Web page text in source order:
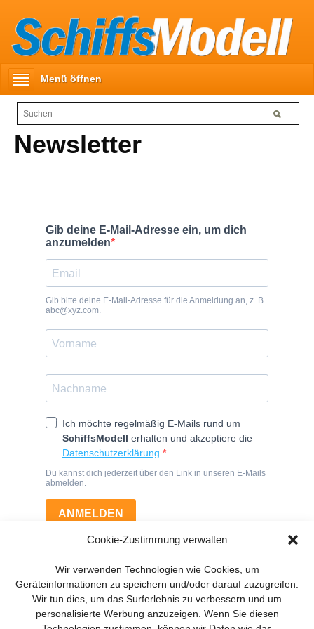
Cookie-Zustimmung verwalten
Wir verwenden Technologien wie Cookies, um
Geräteinformationen zu speichern und/oder darauf zuzugreifen.
Wir tun dies, um das Surferlebnis zu verbessern und um
personalisierte Werbung anzuzeigen. Wenn Sie diesen
Menü öffnen
Newsletter